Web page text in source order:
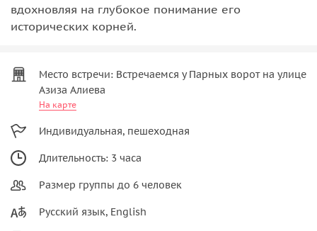
вдохновляя на глубокое понимание его
исторических корней.
Место встречи: Встречаемся у Парных ворот на улице
Азиза Алиева
На карте
Индивидуальная, пешеходная
Длительность: 3 часа
Размер группы до 6 человек
Русский язык, English